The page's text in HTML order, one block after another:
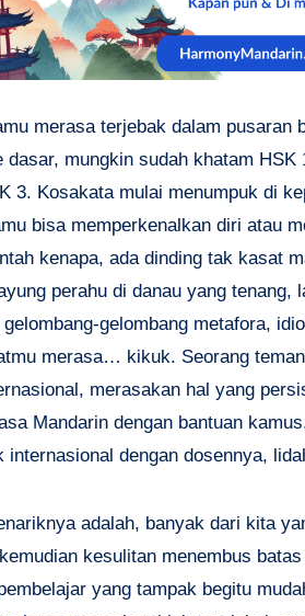
merasa terjebak dalam pusaran
dasar, mungkin sudah khatam
3. Kosakata mulai menumpuk di
bisa memperkenalkan diri atau
kenapa, ada dinding tak kasat
perahu di danau yang tenang,
gelombang-gelombang metafora,
merasa… kikuk. Seorang
merasakan hal yang
Mandarin dengan bantuan
internasional dengan dosennya,
adalah, banyak dari kita
kesulitan menembus
yang tampak begitu